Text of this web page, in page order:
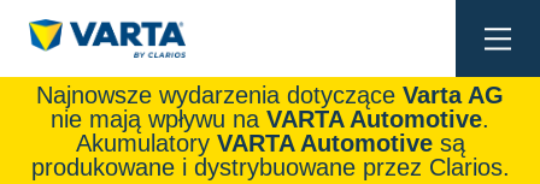
Najnowsze wydarzenia dotyczące Varta AG
nie mają wpływu na VARTA Automotive.
Akumulatory VARTA Automotivesą
produkowane i dystrybuowane przez Clarios.